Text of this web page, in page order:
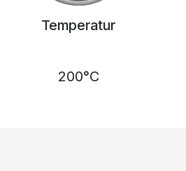
Temperatur
200°C